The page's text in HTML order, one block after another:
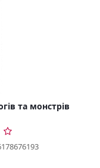
та монстрів